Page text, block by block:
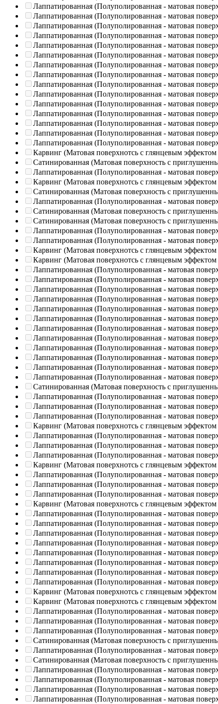
Лаппатированная (Полуполированная - матовая
Лаппатированная (Полуполированная - матовая
Лаппатированная (Полуполированная - матовая
Лаппатированная (Полуполированная - матовая
Лаппатированная (Полуполированная - матовая
Лаппатированная (Полуполированная - матовая
Лаппатированная (Полуполированная - матовая
Лаппатированная (Полуполированная - матовая
Лаппатированная (Полуполированная - матовая
Лаппатированная (Полуполированная - матовая
Лаппатированная (Полуполированная - матовая
Лаппатированная (Полуполированная - матовая
Лаппатированная (Полуполированная - матовая
Лаппатированная (Полуполированная - матовая
Лаппатированная (Полуполированная - матовая
Карвинг (Матовая поверхнотсь с глянцевым эффектом
Сатинированная (Матовая поверхность с
Лаппатированная (Полуполированная - матовая
Карвинг (Матовая поверхнотсь с глянцевым эффектом
Сатинированная (Матовая поверхность с
Лаппатированная (Полуполированная - матовая
Сатинированная (Матовая поверхность с
Сатинированная (Матовая поверхность с
Лаппатированная (Полуполированная - матовая
Лаппатированная (Полуполированная - матовая
Карвинг (Матовая поверхнотсь с глянцевым эффектом
Карвинг (Матовая поверхнотсь с глянцевым эффектом
Лаппатированная (Полуполированная - матовая
Лаппатированная (Полуполированная - матовая
Лаппатированная (Полуполированная - матовая
Лаппатированная (Полуполированная - матовая
Лаппатированная (Полуполированная - матовая
Лаппатированная (Полуполированная - матовая
Лаппатированная (Полуполированная - матовая
Лаппатированная (Полуполированная - матовая
Лаппатированная (Полуполированная - матовая
Лаппатированная (Полуполированная - матовая
Лаппатированная (Полуполированная - матовая
Лаппатированная (Полуполированная - матовая
Сатинированная (Матовая поверхность с
Лаппатированная (Полуполированная - матовая
Лаппатированная (Полуполированная - матовая
Лаппатированная (Полуполированная - матовая
Карвинг (Матовая поверхнотсь с глянцевым эффектом
Лаппатированная (Полуполированная - матовая
Лаппатированная (Полуполированная - матовая
Лаппатированная (Полуполированная - матовая
Карвинг (Матовая поверхнотсь с глянцевым эффектом
Лаппатированная (Полуполированная - матовая
Лаппатированная (Полуполированная - матовая
Лаппатированная (Полуполированная - матовая
Карвинг (Матовая поверхнотсь с глянцевым эффектом
Лаппатированная (Полуполированная - матовая
Лаппатированная (Полуполированная - матовая
Лаппатированная (Полуполированная - матовая
Лаппатированная (Полуполированная - матовая
Лаппатированная (Полуполированная - матовая
Лаппатированная (Полуполированная - матовая
Лаппатированная (Полуполированная - матовая
Лаппатированная (Полуполированная - матовая
Карвинг (Матовая поверхнотсь с глянцевым эффектом
Карвинг (Матовая поверхнотсь с глянцевым эффектом
Лаппатированная (Полуполированная - матовая
Лаппатированная (Полуполированная - матовая
Лаппатированная (Полуполированная - матовая
Сатинированная (Матовая поверхность с
Лаппатированная (Полуполированная - матовая
Сатинированная (Матовая поверхность с
Лаппатированная (Полуполированная - матовая
Лаппатированная (Полуполированная - матовая
Лаппатированная (Полуполированная - матовая
Лаппатированная (Полуполированная - матовая